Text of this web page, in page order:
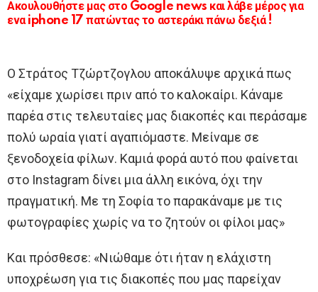
Ακουλουθήστε μας στο Google news και λάβε μέρος για
ενα iphone 17 πατώντας το αστεράκι πάνω δεξιά !
Ο Στράτος Τζώρτζογλου αποκάλυψε αρχικά πως
«είχαμε χωρίσει πριν από το καλοκαίρι. Κάναμε
παρέα στις τελευταίες μας διακοπές και περάσαμε
πολύ ωραία γιατί αγαπιόμαστε. Μείναμε σε
ξενοδοχεία φίλων. Καμιά φορά αυτό που φαίνεται
στο Instagram δίνει μια άλλη εικόνα, όχι την
πραγματική. Με τη Σοφία το παρακάναμε με τις
φωτογραφίες χωρίς να το ζητούν οι φίλοι μας»
Και πρόσθεσε: «Νιώθαμε ότι ήταν η ελάχιστη
υποχρέωση για τις διακοπές που μας παρείχαν